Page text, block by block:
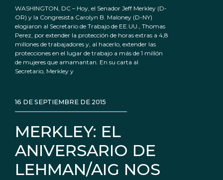
WASHINGTON, DC – Hoy, el Senador Jeff Merkley (D-
OR) y la Congresista Carolyn B. Maloney (D-NY)
elogiaron al Secretario de Trabajo de EE.UU., Thomas
Perez, por extender la protección de horas extras a 4,8
millones de trabajadores y, al hacerlo, extender las
protecciones en el lugar de trabajo a más de 1 millón
de mujeres que amamantan. En su carta al
Secretario, Merkley y
MERKLEY: EL
ANIVERSARIO DE
LEHMAN/AIG NOS
16 DE SEPTIEMBRE DE 2015